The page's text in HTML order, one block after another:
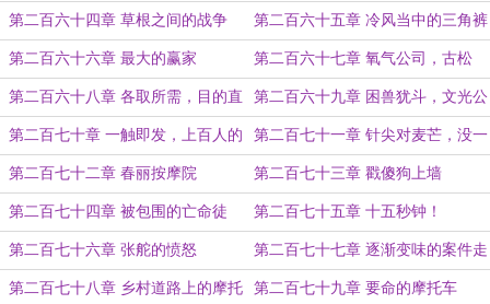
后的尾巴 的天空
第二百六十四章 草根之间的战争 第二百六十五章 冷风当中的三角裤
衩
第二百六十六章 最大的赢家 第二百六十七章 氧气公司，古松
第二百六十八章 各取所需，目的直
白的交易
第二百六十九章 困兽犹斗，文光公
司的调动
第二百七十章 一触即发，上百人的
队伍
第二百七十一章 针尖对麦芒，没一
个好人
第二百七十二章 春丽按摩院 第二百七十三章 戳傻狗上墙
第二百七十四章 被包围的亡命徒 第二百七十五章 十五秒钟！
第二百七十六章 张舵的愤怒 第二百七十七章 逐渐变味的案件走
向
第二百七十八章 乡村道路上的摩托 第二百七十九章 要命的摩托车